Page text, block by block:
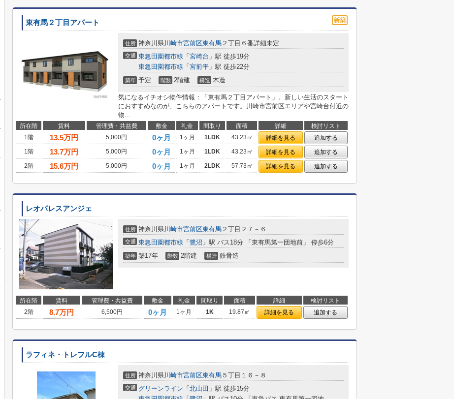
東有馬２丁目アパート
住所 神奈川県川崎市宮前区東有馬 ２丁目６番詳細未定
交通 東急田園都市線 「 宮崎台 」駅 徒歩19分
東急田園都市線 「 宮前平 」駅 徒歩22分
築年 予定 階数 2階建 構造 木造
気になるイチオシ物件情報：「東有馬２丁目アパート」。新しい生活のスタート
におすすめなのが、こちらのアパートです。川崎市宮前区エリアや宮崎台付近の
物...
所在階 賃料 管理費・共益費 敷金 礼金 間取り 面積 詳細
検討リスト
1階
13.5万円 5,000円 0ヶ月 1ヶ月 1LDK 43.23㎡ 詳細を見る
追加する
1階
13.7万円 5,000円 0ヶ月 1ヶ月 1LDK 43.23㎡ 詳細を見る
追加する
2階
15.6万円 5,000円 0ヶ月 1ヶ月 2LDK 57.73㎡ 詳細を見る 追加する
レオパレスアンジェ
住所 神奈川県川崎市宮前区東有馬 ２丁目２７－６
交通 東急田園都市線 「 鷺沼 」駅 バス18分 「東有馬第一団地前」 停歩6分
築年 築17年 階数 2階建 構造 鉄骨造
所在階 賃料 管理費・共益費 敷金 礼金 間取り 面積 詳細
検討リスト
2階
8.7万円 6,500円 0ヶ月 1ヶ月 1K 19.87㎡ 詳細を見る 追加する
ラフィネ・トレフルC棟
住所 神奈川県川崎市宮前区東有馬 ５丁目１６－８
交通 グリーンライン 「 北山田 」駅 徒歩15分